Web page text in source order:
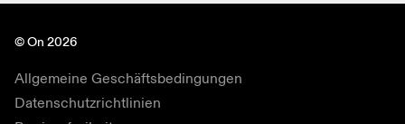
© On 2026
Allgemeine Geschäftsbedingungen
Datenschutzrichtlinien